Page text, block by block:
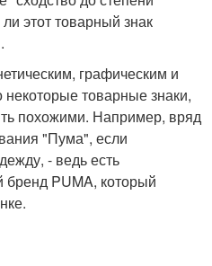
этот товарный знак
графическим и
некоторые товарные знаки,
похожими. Например, вряд
"Пума", если
- ведь есть
PUMA, который